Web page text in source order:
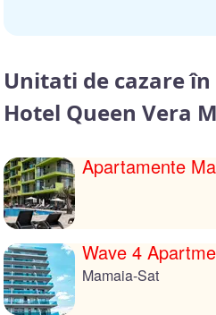
Unitati de cazare
Hotel Queen Vera
Apartamente
Wave 4
Mamaia-Sat